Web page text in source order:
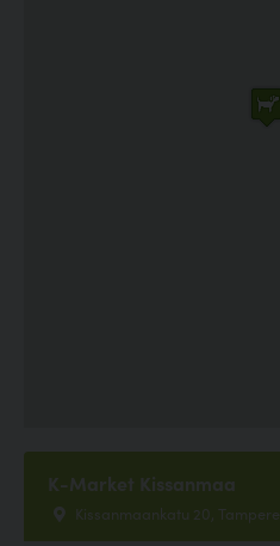
K-Market Kissanmaa
Kissanmaankatu 20, Tampere